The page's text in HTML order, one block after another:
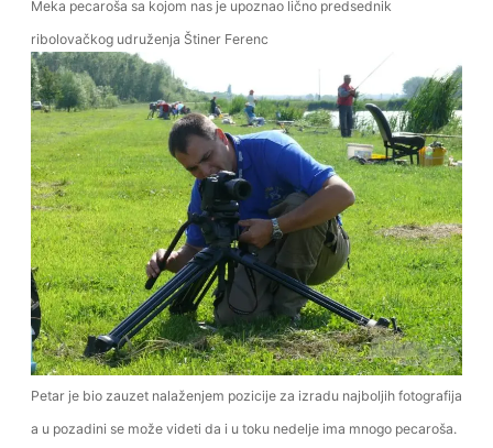
Meka pecaroša sa kojom nas je upoznao lično predsednik
ribolovačkog udruženja Štiner Ferenc
Petar je bio zauzet nalaženjem pozicije za izradu najboljih fotografija
a u pozadini se može videti da i u toku nedelje ima mnogo pecaroša.